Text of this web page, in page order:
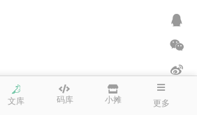
文库 码库 小摊 更多